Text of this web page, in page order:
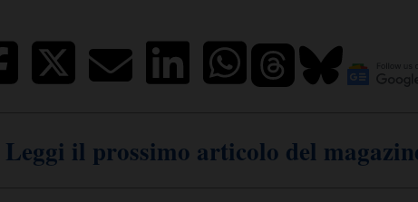
Leggi il prossimo articolo del